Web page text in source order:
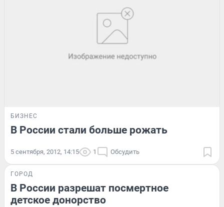
БИЗНЕС
В России стали больше рожать
5 сентября, 2012, 14:15 1 Обсудить
ГОРОД
В России разрешат посмертное
детское донорство